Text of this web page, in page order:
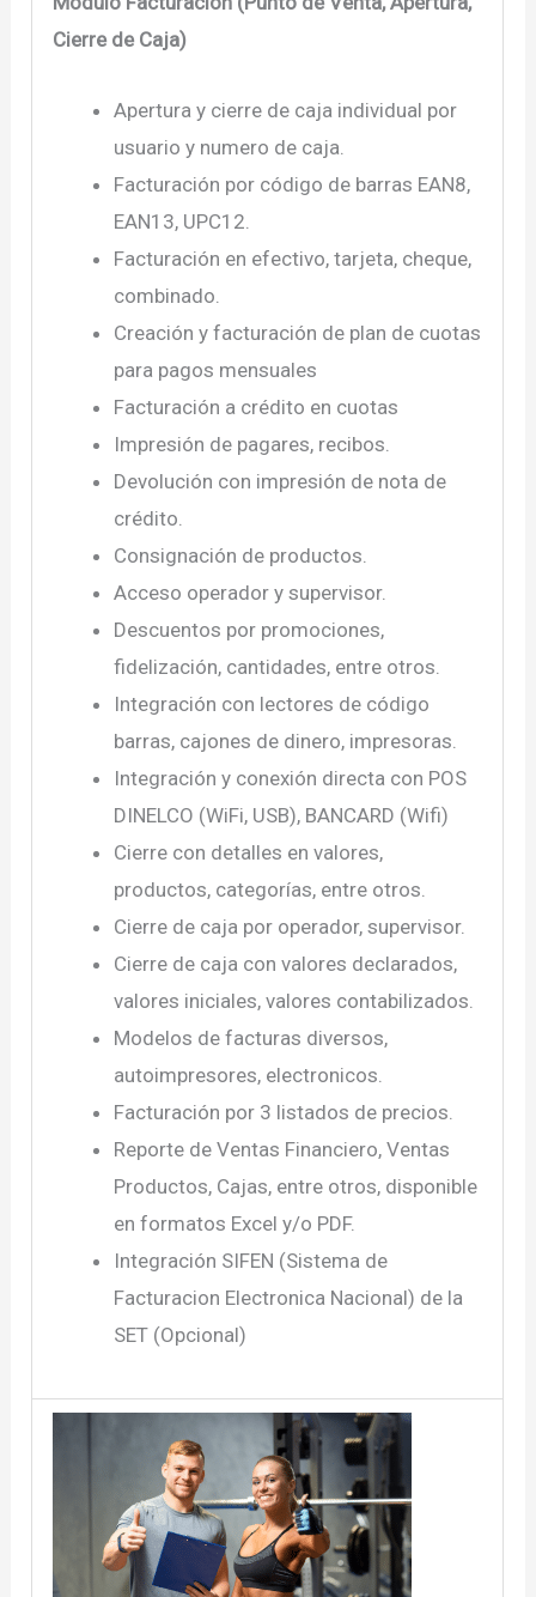
Cierre de Caja)
Apertura y cierre de caja individual por
usuario y numero de caja.
Facturación por código de barras EAN8,
EAN13, UPC12.
Facturación en efectivo, tarjeta, cheque,
combinado.
Creación y facturación de plan de cuotas
para pagos mensuales
Facturación a crédito en cuotas
Impresión de pagares, recibos.
Devolución con impresión de nota de
crédito.
Consignación de productos.
Acceso operador y supervisor.
Descuentos por promociones,
fidelización, cantidades, entre otros.
Integración con lectores de código
barras, cajones de dinero, impresoras.
Integración y conexión directa con POS
DINELCO (WiFi, USB), BANCARD (Wifi)
Cierre con detalles en valores,
productos, categorías, entre otros.
Cierre de caja por operador, supervisor.
Cierre de caja con valores declarados,
valores iniciales, valores contabilizados.
Modelos de facturas diversos,
autoimpresores, electronicos.
Facturación por 3 listados de precios.
Reporte de Ventas Financiero, Ventas
Productos, Cajas, entre otros, disponible
en formatos Excel y/o PDF.
Integración SIFEN (Sistema de
Facturacion Electronica Nacional) de la
SET (Opcional)